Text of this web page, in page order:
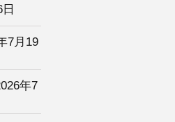
7月19
年7